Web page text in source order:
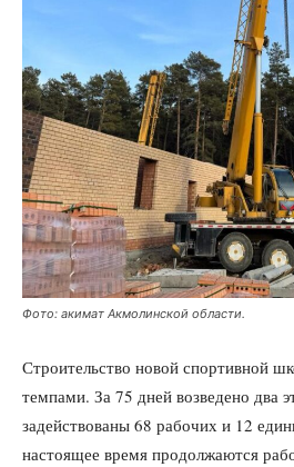
Фото: акимат Акмолинской области.
Строительство новой спортивной
темпами. За 75 дней возведено два
задействованы 68 рабочих и 12
настоящее время продолжаются